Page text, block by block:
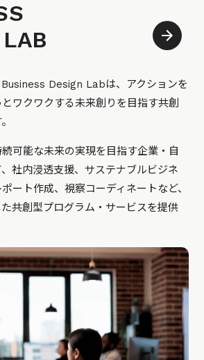
Design Labは、アクションを
ワクワクする未来創りを目指す共創
可能な未来の実現を目指す企業・自
社内浸透支援、サステナブルビジネ
ート作成、視察コーディネートなど、
共創型プログラム・サービスを提供